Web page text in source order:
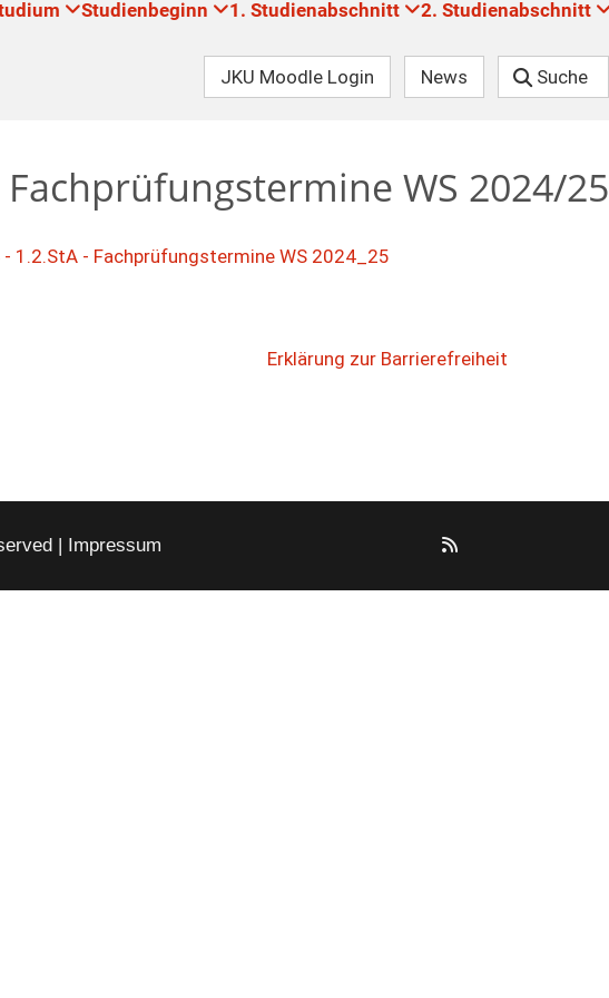
Studienbeginn 1. Studienabschnitt 2. Studienabschnitt
JKU Moodle Login News Suche
Fachprüfungstermine WS 2024/25
1.2.StA - Fachprüfungstermine WS 2024_25
Erklärung zur Barrierefreiheit
Impressum